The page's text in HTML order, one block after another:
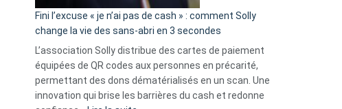
Fini l’excuse « je n’ai pas de cash » : comment Solly
change la vie des sans-abri en 3 secondes
L’association Solly distribue des cartes de paiement
équipées de QR codes aux personnes en précarité,
permettant des dons dématérialisés en un scan. Une
innovation qui brise les barrières du cash et redonne